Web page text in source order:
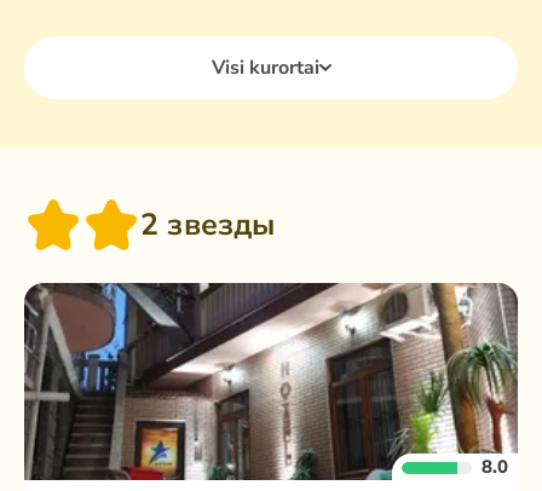
Visi kurortai
2 звезды
8.0